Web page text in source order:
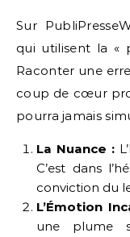
Sur
qui utilisent la «
Raconter une
coup de cœur
pourra jamais
La Nuance :
C’est dans
conviction du
L’Émotion
une plume